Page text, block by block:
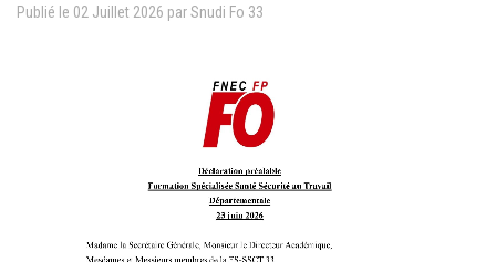
Publié le 02 Juillet 2026 parSnudi Fo 33